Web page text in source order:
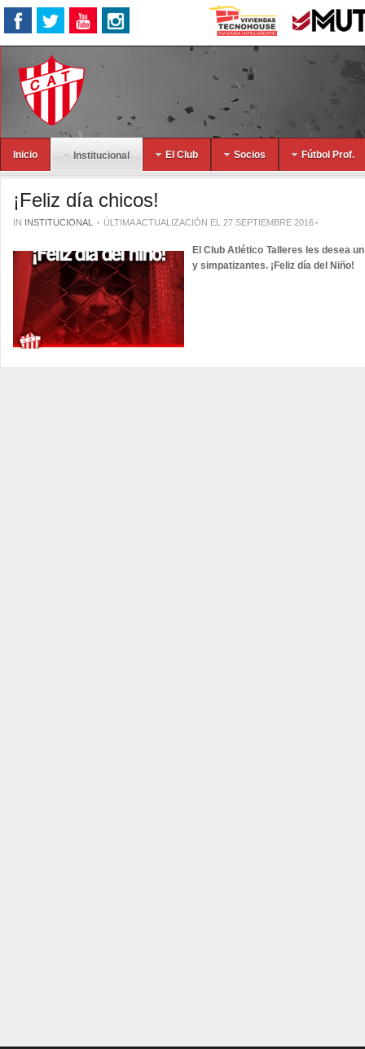
Inicio Institucional El Club Socios Fútbol Prof.
¡Feliz día chicos!
IN INSTITUCIONAL ÚLTIMA ACTUALIZACIÓN EL 27 SEPTIEMBRE 2016
El Club Atlético Talleres les desea
y simpatizantes. ¡Feliz día del Niño!